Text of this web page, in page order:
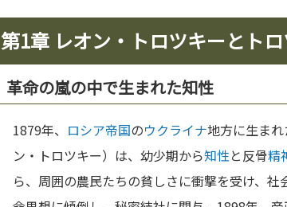
第1章 レオン・トロツキーとト
革命の嵐の中で生まれた知性
1879年、 ロシア帝国のウクライナ地方に生ま
ン・トロツキー）は、幼少期から知性と反骨精
ら、周囲の農民たちの貧しさに衝撃を受け、